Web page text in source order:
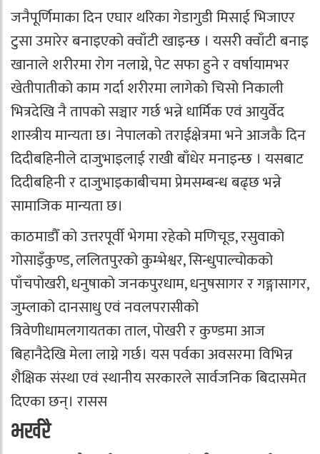
जनैपूर्णिमाका दिन एघार थरिका गेडागुडी मिसाई भिजाएर
टुसा उमारेर बनाइएको क्वाँटी खाइन्छ । यसरी क्वाँटी बनाइ
खानाले शरीरमा रोग नलाग्ने, पेट सफा हुने र वर्षायामभर
खेतीपातीको काम गर्दा शरीरमा लागेको चिसो निकाली
भित्रदेखि नै तापको सञ्चार गर्छ भन्ने धार्मिक एवं आयुर्वेद
शास्त्रीय मान्यता छ। नेपालको तराईक्षेत्रमा भने आजकै दिन
दिदीबहिनीले दाजुभाइलाई राखी बाँधेर मनाइन्छ । यसबाट
दिदीबहिनी र दाजुभाइकाबीचमा प्रेमसम्बन्ध बढ्छ भन्ने
सामाजिक मान्यता छ।
काठमाडौँ को उत्तरपूर्वी भेगमा रहेको मणिचूड, रसुवाको
गोसाइँकुण्ड, ललितपुरको कुम्भेश्वर, सिन्धुपाल्चोकको
पाँचपोखरी, धनुषाको जनकपुरधाम, धनुषसागर र गङ्गासागर,
जुम्लाको दानसाधु एवं नवलपरासीको
त्रिवेणीधामलगायतका ताल, पोखरी र कुण्डमा आज
बिहानैदेखि मेला लाग्ने गर्छ। यस पर्वका अवसरमा विभिन्न
शैक्षिक संस्था एवं स्थानीय सरकारले सार्वजनिक बिदासमेत
दिएका छन्। रासस
भर्खरै